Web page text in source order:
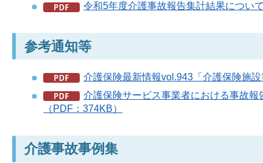
令和5年度介護事故報告集計結果につい
参考通知等
介護保険最新情報vol.943「介護保険施
介護保険サービス事業者における事故報
（PDF：374KB）
介護事故事例集